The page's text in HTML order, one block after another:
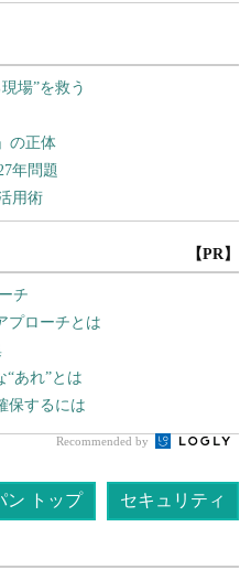
【PR】
チ
プローチとは
“あれ”とは
保するには
Recommended by
ン トップ セキュリティ